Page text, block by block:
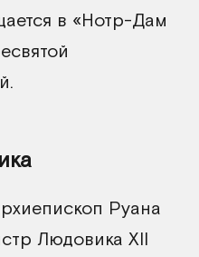
в «Нотр-Дам
Руана
Людовика XII